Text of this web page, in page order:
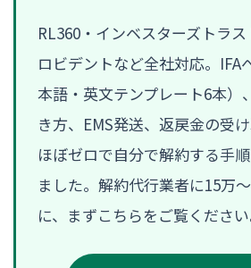
RL360・インベスターズトラ
ロビデントなど全社対応。IFA
本語・英文テンプレート6本）
き方、EMS発送、返戻金の受
ほぼゼロで自分で解約する手
ました。解約代行業者に15万
に、まずこちらをご覧ください